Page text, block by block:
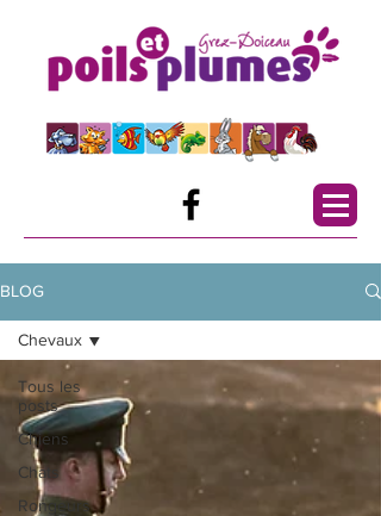
BLOG
Tous les
posts
Chiens
Chats
Rongeurs
Chevaux